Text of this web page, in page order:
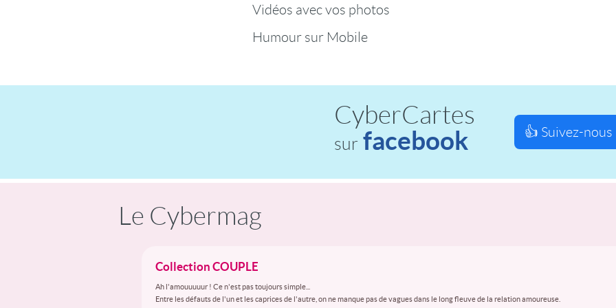
Vidéos avec vos photos
Humour sur Mobile
CyberCartes
sur facebook 👍 Suivez-nous
Le Cybermag
Collection COUPLE
Ah l'amouuuuur ! Ce n'est pas toujours simple...
Entre les défauts de l'un et les caprices de l'autre, on ne manque pas de vagues dans le long fleuve de la relation amoureuse.